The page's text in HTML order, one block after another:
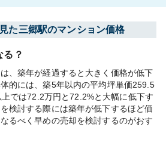
た三郷駅のマンション価格
る？
、築年が経過すると大きく価格が低下
的には、築5年以内の平均坪単価259.5
では72.2万円と72.2%と大幅に低下す
検討する際には築年が低下するほど価
るべく早めの売却を検討するのがおす